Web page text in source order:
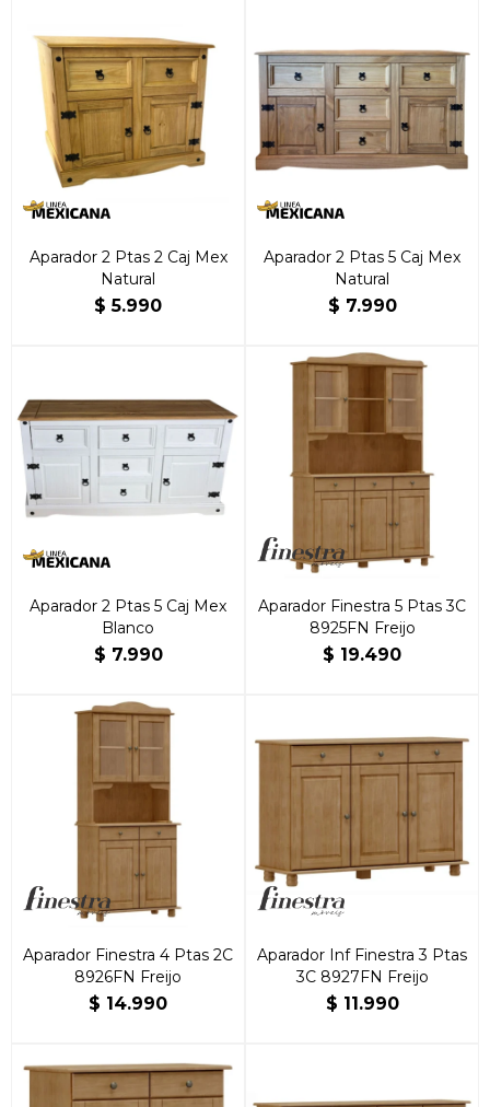
Aparador 2 Ptas 2 Caj Mex
Natural
$ 5.990
Aparador 2 Ptas 5 Caj Mex
Natural
$ 7.990
Aparador 2 Ptas 5 Caj Mex
Blanco
$ 7.990
Aparador Finestra 5 Ptas 3C
8925FN Freijo
$ 19.490
Aparador Finestra 4 Ptas 2C
8926FN Freijo
$ 14.990
Aparador Inf Finestra 3 Ptas
3C 8927FN Freijo
$ 11.990